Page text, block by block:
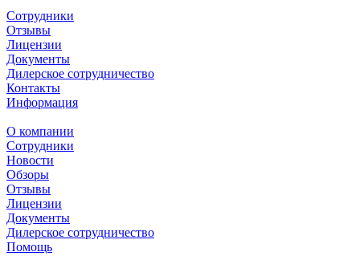
Сотрудники
Отзывы
Лицензии
Документы
Дилерское сотрудничество
Контакты
Информация
О компании
Сотрудники
Новости
Обзоры
Отзывы
Лицензии
Документы
Дилерское сотрудничество
Помощь